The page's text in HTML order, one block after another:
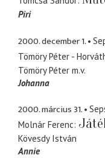
Piri
2000. december 1.
Tömöry Péter -
Tömöry Péter m.v.
Johanna
2000. március 31.
Molnár Ferenc
Kövesdy István
Annie